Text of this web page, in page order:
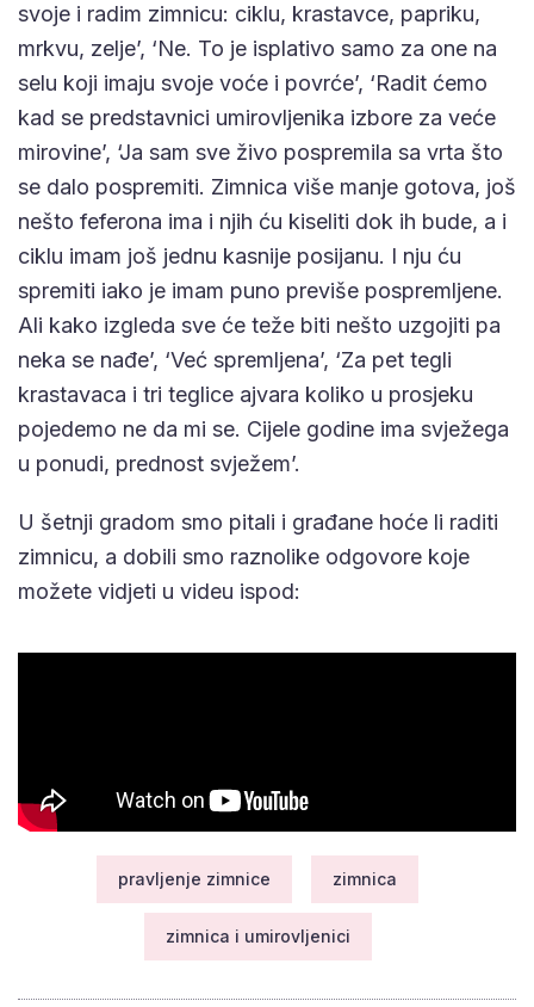
svoje i radim zimnicu: ciklu, krastavce, papriku,
mrkvu, zelje’, ‘Ne. To je isplativo samo za one na
selu koji imaju svoje voće i povrće’, ‘Radit ćemo
kad se predstavnici umirovljenika izbore za veće
mirovine’, ‘Ja sam sve živo pospremila sa vrta što
se dalo pospremiti. Zimnica više manje gotova, još
nešto feferona ima i njih ću kiseliti dok ih bude, a i
ciklu imam još jednu kasnije posijanu. I nju ću
spremiti iako je imam puno previše pospremljene.
Ali kako izgleda sve će teže biti nešto uzgojiti pa
neka se nađe’, ‘Već spremljena’, ‘Za pet tegli
krastavaca i tri teglice ajvara koliko u prosjeku
pojedemo ne da mi se. Cijele godine ima svježega
u ponudi, prednost svježem’.
U šetnji gradom smo pitali i građane hoće li raditi
zimnicu, a dobili smo raznolike odgovore koje
možete vidjeti u videu ispod:
pravljenje zimnice zimnica
zimnica i umirovljenici